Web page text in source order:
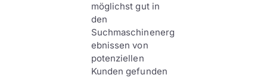
möglichst gut in
den
Suchmaschinenerg
ebnissen von
potenziellen
Kunden gefunden